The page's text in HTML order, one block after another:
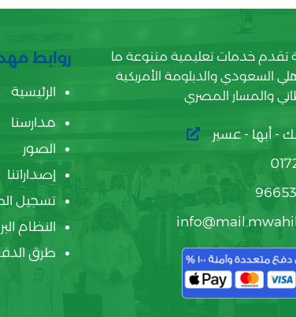
تقدم خدمات تعليمية متنوعة ما
السعودي والدبلومة الأمريكية
والمسار المصري
- أبها - عسير
روابط
الرئيسية
مدارسنا
الصور
إصداراتنا
تسجيل
النظام
طرق